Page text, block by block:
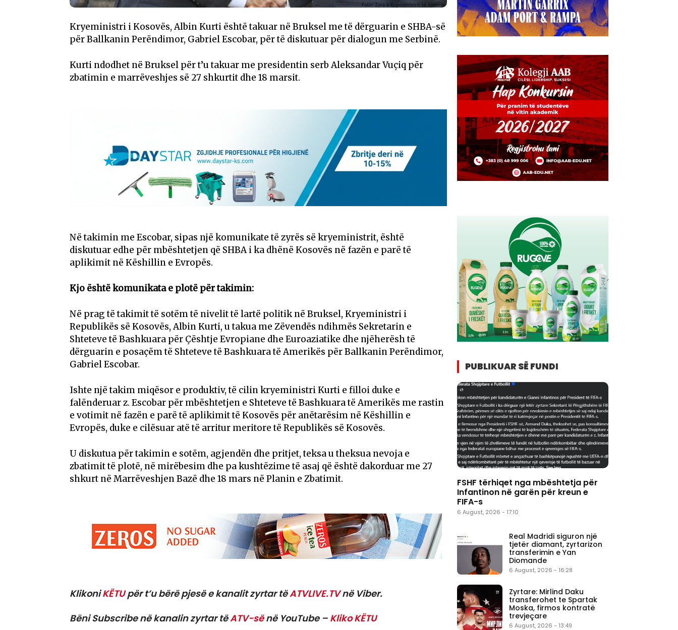
Kryeministri i Kosovës, Albin Kurti është takuar në Bruksel me të dërguarin e SHBA-së
për Ballkanin Perëndimor, Gabriel Escobar, për të diskutuar për dialogun me Serbinë.
Kurti ndodhet në Bruksel për t’u takuar me presidentin serb Aleksandar Vuçiq për
zbatimin e marrëveshjes së 27 shkurtit dhe 18 marsit.
Në takimin me Escobar, sipas një komunikate të zyrës së kryeministrit, është
diskutuar edhe për mbështetjen që SHBA i ka dhënë Kosovës në fazën e parë të
aplikimit në Këshillin e Evropës.
Kjo është komunikata e plotë për takimin:
Në prag të takimit të sotëm të nivelit të lartë politik në Bruksel, Kryeministri i
Republikës së Kosovës, Albin Kurti, u takua me Zëvendës ndihmës Sekretarin e
Shteteve të Bashkuara për Çështje Evropiane dhe Euroaziatike dhe njëherësh të
dërguarin e posaçëm të Shteteve të Bashkuara të Amerikës për Ballkanin Perëndimor,
Gabriel Escobar.
Ishte një takim miqësor e produktiv, të cilin kryeministri Kurti e filloi duke e
falënderuar z. Escobar për mbështetjen e Shteteve të Bashkuara të Amerikës me rastin
e votimit në fazën e parë të aplikimit të Kosovës për anëtarësim në Këshillin e
Evropës, duke e cilësuar atë të arritur meritore të Republikës së Kosovës.
U diskutua për takimin e sotëm, agjendën dhe pritjet, teksa u theksua nevoja e
zbatimit të plotë, në mirëbesim dhe pa kushtëzime të asaj që është dakorduar me 27
shkurt në Marrëveshjen Bazë dhe 18 mars në Planin e Zbatimit.​
KlikoniKËTUpër t’u bërë pjesë e kanalit zyrtar tëATVLIVE.TVnë Viber.
Bëni Subscribe në kanalin zyrtar tëATV-sënë YouTube – Kliko KËTU
PUBLIKUAR SË FUNDI
FSHF tërhiqet nga mbështetja për
Infantinon në garën për kreun e
FIFA-s
6 August, 2026 - 17:10
Real Madridi siguron një
tjetër diamant, zyrtarizon
transferimin e Yan
Diomande
6 August, 2026 - 16:28
Zyrtare: Mirlind Daku
transferohet te Spartak
Moska, firmos kontratë
trevjeçare
6 August, 2026 - 13:49